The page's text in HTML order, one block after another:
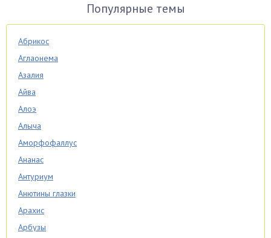
Популярные темы
Абрикос
Аглаонема
Азалия
Айва
Алоэ
Алыча
Аморфофаллус
Ананас
Антуриум
Анютины глазки
Арахис
Арбузы